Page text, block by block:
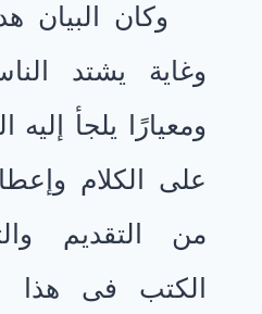
وكان البيان
وغاية يشتد
ومعيارًا يلجأ إليه
على الكلام
من التقديم
الكتب فى هذا